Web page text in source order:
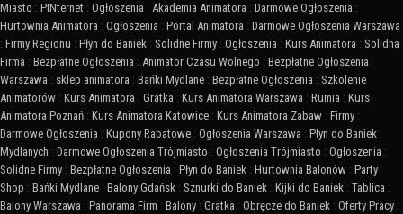
Miasto : PINternet : Ogłoszenia : Akademia Animatora : Darmowe Ogłoszenia :
Hurtownia Animatora : Ogłoszenia : Portal Animatora : Darmowe Ogłoszenia Warszawa
: Firmy Regionu : Płyn do Baniek : Solidne Firmy : Ogłoszenia : Kurs Animatora : Solidna
Firma : Bezpłatne Ogłoszenia : Animator Czasu Wolnego : Bezpłatne Ogłoszenia
Warszawa : sklep animatora : Bańki Mydlane : Bezpłatne Ogłoszenia : Szkolenie
Animatorów : Kurs Animatora : Gratka : Kurs Animatora Warszawa : Rumia : Kurs
Animatora Poznań : Kurs Animatora Katowice : Kurs Animatora Zabaw : Firmy :
Darmowe Ogłoszenia : Kupony Rabatowe : Ogłoszenia Warszawa : Płyn do Baniek
Mydlanych : Darmowe Ogłoszenia Trójmiasto : Ogłoszenia Trójmiasto : Ogłoszenia :
Solidne Firmy : Bezpłatne Ogłoszenia : Płyn do Baniek : Hurtownia Balonów : Party
Shop : Bańki Mydlane : Balony Gdańsk : Sznurki do Baniek : Kijki do Baniek : Tablica :
Balony Warszawa : Panorama Firm : Balony : Gratka : Obręcze do Baniek : Oferty Pracy :